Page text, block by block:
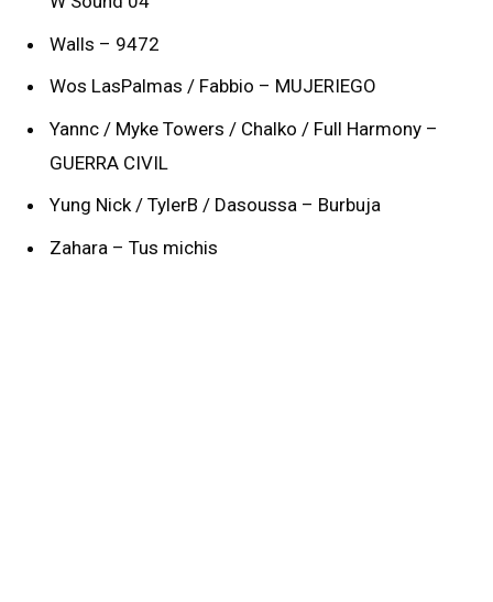
Walls – 9472
Wos LasPalmas / Fabbio – MUJERIEGO
Yannc / Myke Towers / Chalko / Full Harmony –
GUERRA CIVIL
Yung Nick / TylerB / Dasoussa – Burbuja
Zahara – Tus michis